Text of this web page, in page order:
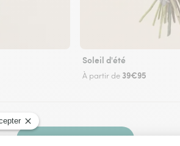
Soleil d'été
À partir de 39€95
Faire livrer des fleurs